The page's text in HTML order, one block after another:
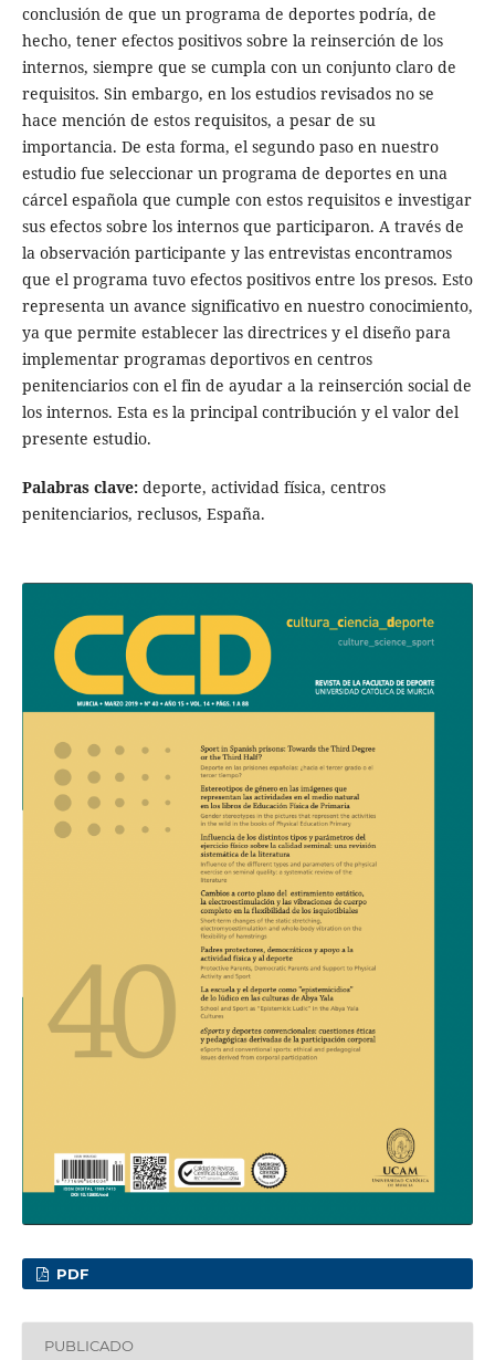
conclusión de que un programa de deportes podría, de
hecho, tener efectos positivos sobre la reinserción de los
internos, siempre que se cumpla con un conjunto claro de
requisitos. Sin embargo, en los estudios revisados no se
hace mención de estos requisitos, a pesar de su
importancia. De esta forma, el segundo paso en nuestro
estudio fue seleccionar un programa de deportes en una
cárcel española que cumple con estos requisitos e investigar
sus efectos sobre los internos que participaron. A través de
la observación participante y las entrevistas encontramos
que el programa tuvo efectos positivos entre los presos. Esto
representa un avance significativo en nuestro conocimiento,
ya que permite establecer las directrices y el diseño para
implementar programas deportivos en centros
penitenciarios con el fin de ayudar a la reinserción social de
los internos. Esta es la principal contribución y el valor del
presente estudio.
Palabras clave:deporte, actividad física, centros
penitenciarios, reclusos, España.
PDF
PUBLICADO